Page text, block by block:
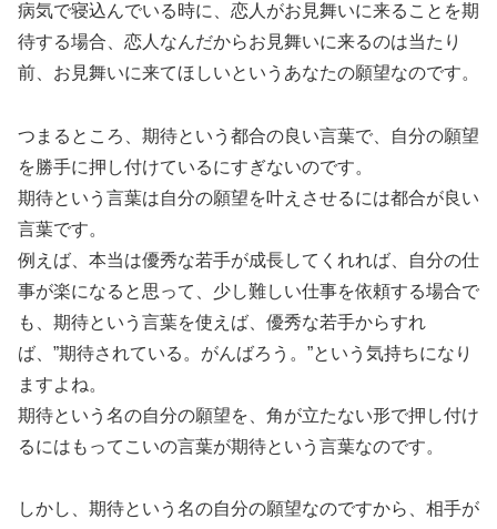
病気で寝込んでいる時に、恋人がお見舞いに来ることを期
待する場合、恋人なんだからお見舞いに来るのは当たり
前、お見舞いに来てほしいというあなたの願望なのです。
つまるところ、期待という都合の良い言葉で、自分の願望
を勝手に押し付けているにすぎないのです。
期待という言葉は自分の願望を叶えさせるには都合が良い
言葉です。
例えば、本当は優秀な若手が成長してくれれば、自分の仕
事が楽になると思って、少し難しい仕事を依頼する場合で
も、期待という言葉を使えば、優秀な若手からすれ
ば、”期待されている。がんばろう。”という気持ちになり
ますよね。
期待という名の自分の願望を、角が立たない形で押し付け
るにはもってこいの言葉が期待という言葉なのです。
しかし、期待という名の自分の願望なのですから、相手が